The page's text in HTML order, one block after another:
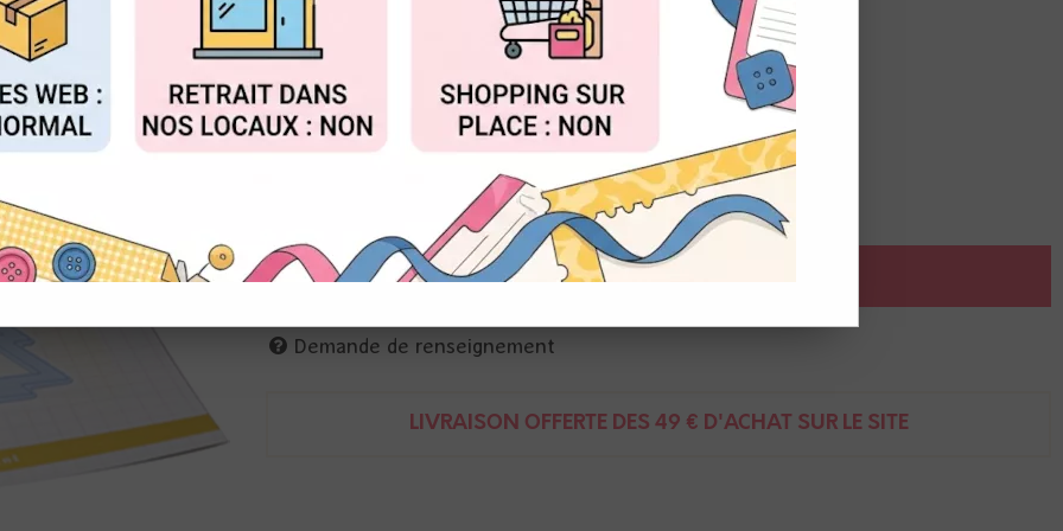
Réf. :LR0881
Marianne Design
Matrices de coupe thème Noël
4 sapins
Demande de renseignement
LIVRAISON OFFERTE DÈS 49 € D'ACHAT SUR LE SITE
ACCEPTER TOUT